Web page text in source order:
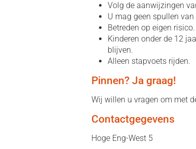
Volg de aanwijzingen
U mag geen spullen
Betreden op eigen risico.
Kinderen onder de 12
blijven.
Alleen stapvoets rijden.
Pinnen? Ja graag!
Wij willen u vragen om met
Contactgegevens
Hoge Eng-West 5